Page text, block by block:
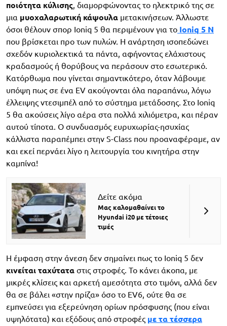
ποιότητα κύλισης, διαμορφώνοντας το ηλεκτρικό της σε
μια μυοχαλαρωτική κάψουλα μετακινήσεων. Άλλωστε
όσοι θέλουν σπορ Ioniq 5 θα περιμένουν για το Ioniq 5 Ν
που βρίσκεται προ των πυλών. Η ανάρτηση ισοπεδώνει
σχεδόν κυριολεκτικά τα πάντα, αφήνοντας ελάχιστους
κραδασμούς ή θορύβους να περάσουν στο εσωτερικό.
Κατόρθωμα που γίνεται σημαντικότερο, όταν λάβουμε
υπόψη πως σε ένα EV ακούγονται όλα παραπάνω, λόγω
έλλειψης ντεσιμπέλ από το σύστημα μετάδοσης. Στο Ioniq
5 θα ακούσεις λίγο αέρα στα πολλά χιλιόμετρα, και πέραν
αυτού τίποτα. Ο συνδυασμός ευρυχωρίας-ησυχίας
κάλλιστα παραπέμπει στην S-Class που προαναφέραμε, αν
και εκεί περνάει λίγο η λειτουργία του κινητήρα στην
καμπίνα!
Δείτε ακόμα
Μας καλομαθαίνει το
Hyundai i20 με τέτοιες
τιμές
Η έμφαση στην άνεση δεν σημαίνει πως το Ioniq 5 δεν
κινείται ταχύτατα στις στροφές. Το κάνει άκοπα, με
μικρές κλίσεις και αρκετή αμεσότητα στο τιμόνι, αλλά δεν
θα σε βάλει «στην πρίζα» όσο το EV6, ούτε θα σε
εμπνεύσει για εξερεύνηση ορίων πρόσφυσης (που είναι
υψηλότατα) και εξόδους από στροφές με τα τέσσερα